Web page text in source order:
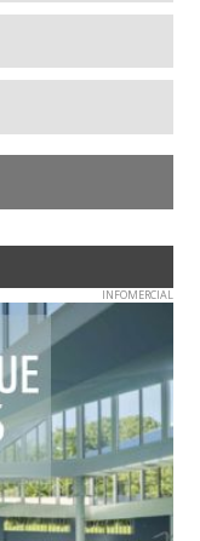
INFOMERCIAL